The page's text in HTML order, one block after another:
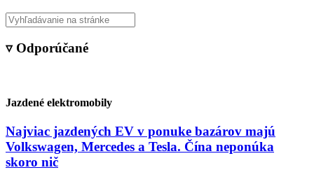
▿ Odporúčané
Jazdené elektromobily
Najviac jazdených EV v ponuke bazárov majú
Volkswagen, Mercedes a Tesla. Čína neponúka
skoro nič